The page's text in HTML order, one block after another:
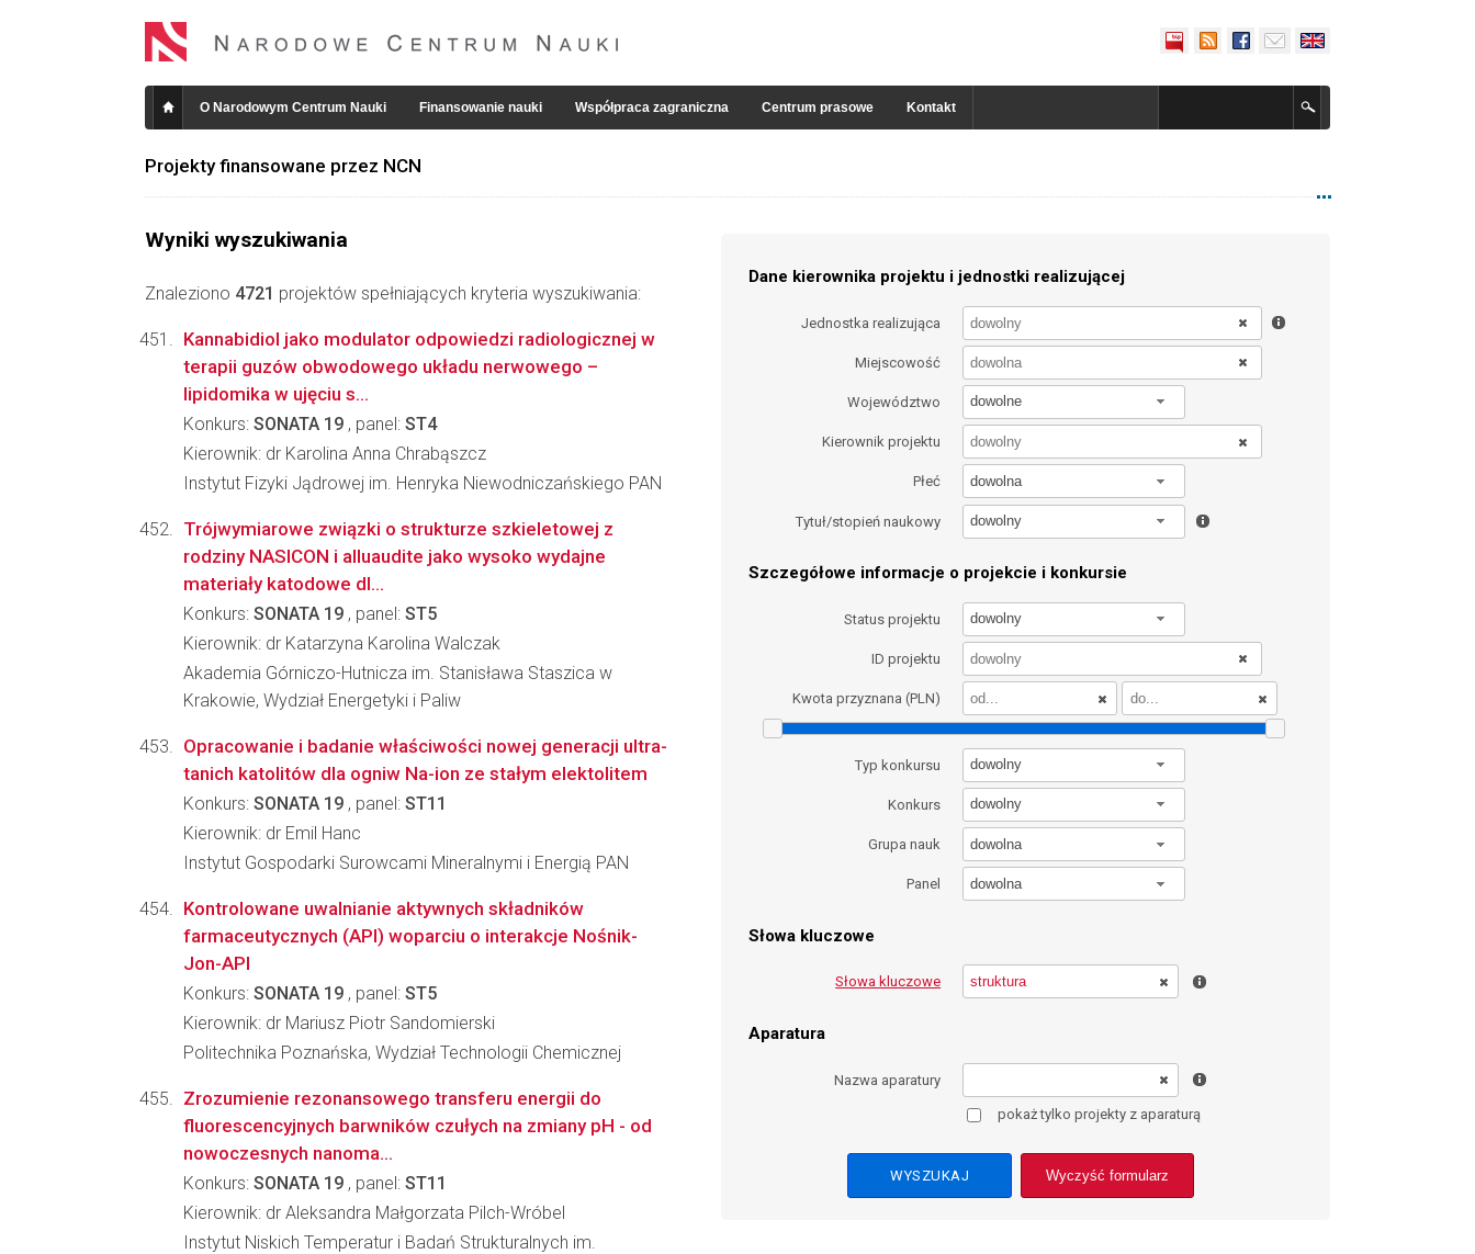
O Narodowym Centrum Nauki Finansowanie nauki Współpraca zagraniczna Centrum prasowe Kontakt
Projekty finansowane przez NCN
Wyniki wyszukiwania
Znaleziono 4721 projektów spełniających kryteria wyszukiwania:
Dane kierownika projektu i jednostki realizującej
Jednostka realizująca
Miejscowość
Województwo dowolne
Kierownik projektu
Płeć dowolna
Tytuł/stopień naukowy dowolny
Szczegółowe informacje o projekcie i konkursie
Status projektu dowolny
ID projektu
Kwota przyznana (PLN)
Typ konkursu dowolny
Konkurs dowolny
Grupa nauk dowolna
Panel dowolna
Słowa kluczowe
Słowa kluczowe
Aparatura
Nazwa aparatury
pokaż tylko projekty z aparaturą
Wyczyść formularz
Kannabidiol jako modulator odpowiedzi radiologicznej w
terapii guzów obwodowego układu nerwowego –
lipidomika w ujęciu s...
Konkurs: SONATA 19 , panel: ST4
Kierownik: dr Karolina Anna Chrabąszcz
Instytut Fizyki Jądrowej im. Henryka Niewodniczańskiego PAN
Trójwymiarowe związki o strukturze szkieletowej z
rodziny NASICON i alluaudite jako wysoko wydajne
materiały katodowe dl...
Konkurs: SONATA 19 , panel: ST5
Kierownik: dr Katarzyna Karolina Walczak
Akademia Górniczo-Hutnicza im. Stanisława Staszica w
Krakowie, Wydział Energetyki i Paliw
Opracowanie i badanie właściwości nowej generacji ultra-
tanich katolitów dla ogniw Na-ion ze stałym elektolitem
Konkurs: SONATA 19 , panel: ST11
Kierownik: dr Emil Hanc
Instytut Gospodarki Surowcami Mineralnymi i Energią PAN
Kontrolowane uwalnianie aktywnych składników
farmaceutycznych (API) woparciu o interakcje Nośnik-
Jon-API
Konkurs: SONATA 19 , panel: ST5
Kierownik: dr Mariusz Piotr Sandomierski
Politechnika Poznańska, Wydział Technologii Chemicznej
Zrozumienie rezonansowego transferu energii do
fluorescencyjnych barwników czułych na zmiany pH - od
nowoczesnych nanoma...
Konkurs: SONATA 19 , panel: ST11
Kierownik: dr Aleksandra Małgorzata Pilch-Wróbel
Instytut Niskich Temperatur i Badań Strukturalnych im.